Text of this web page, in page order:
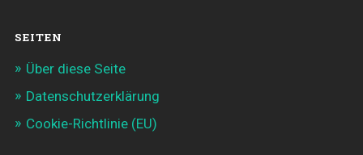
SEITEN
Über diese Seite
Datenschutzerklärung
Cookie-Richtlinie (EU)